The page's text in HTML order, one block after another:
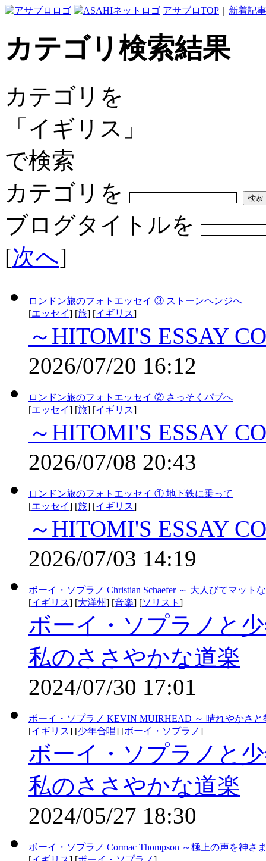
アサブロTOP 新着記
カテゴリ検索結果
カテゴリを
「イギリス」
で検索
カテゴリを
ブログタイトルを
[次へ]
ロンドン旅のフォトエッセイ ③ ストーンヘンジへ
[エッセイ] [旅] [イギリス]
～HITOMI'S ESSAY
2026/07/20 16:12
ロンドン旅のフォトエッセイ ② さっそくパブへ
[エッセイ] [旅] [イギリス]
～HITOMI'S ESSAY
2026/07/08 20:43
ロンドン旅のフォトエッセイ ① 地下鉄に乗って
[エッセイ] [旅] [イギリス]
～HITOMI'S ESSAY
2026/07/03 14:19
ボーイ・ソプラノ Christian Schaefer ～ 大人びてマット
[イギリス] [大洋州] [音楽] [ソリスト ]
ボーイ・ソプラノと
私のささやかな道楽
2024/07/30 17:01
ボーイ・ソプラノ KEVIN MUIRHEAD ～ 晴れやかさと
[イギリス] [少年合唱] [ボーイ・ソプラノ]
ボーイ・ソプラノと
私のささやかな道楽
2024/05/27 18:30
ボーイ・ソプラノ Cormac Thompson ～極上の声を神